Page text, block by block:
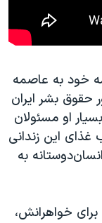
خود به عاصمه
حقوق‌ بشر ایران
او مسئولان
این زندانی
به
خواهرانش،